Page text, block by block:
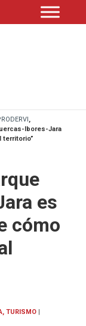
,
Ibores-Jara
territorio”
es
cómo
TURISMO |